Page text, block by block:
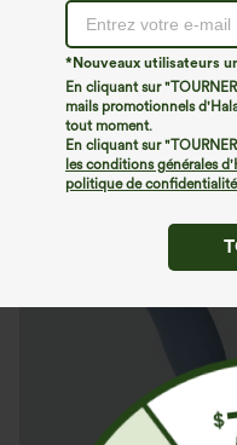
*Nouveaux utilisateurs
En cliquant sur
mails promotionnels
tout moment.
En cliquant sur
les conditions générales
politique de confidentialité